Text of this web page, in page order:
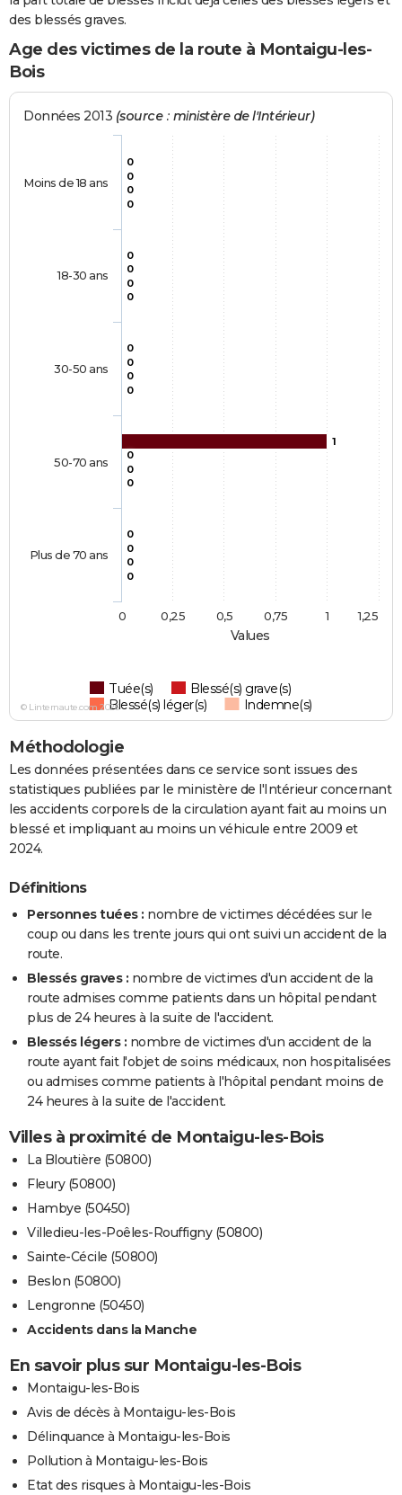
des blessés graves.
Age des victimes de la route à Montaigu-les-
Bois
Values
Données 2013 (source : ministère de l'Intérieur)
0
0
0
1
0
0
0
0
0
0
0
0
0
0
0
0
0
0
0
0
Tuée(s)
Blessé(s) grave(s)
Blessé(s) léger(s)
Indemne(s)
Moins de 18 ans
18-30 ans
30-50 ans
50-70 ans
Plus de 70 ans
0 1
0,25 0,5 0,75 1,25
© Linternaute.com 2026
Méthodologie
Les données présentées dans ce service sont issues des
statistiques publiées par le ministère de l'Intérieur concernant
les accidents corporels de la circulation ayant fait au moins un
blessé et impliquant au moins un véhicule entre 2009 et
2024.
Définitions
Personnes tuées : nombre de victimes décédées sur le
coup ou dans les trente jours qui ont suivi un accident de la
route.
Blessés graves : nombre de victimes d'un accident de la
route admises comme patients dans un hôpital pendant
plus de 24 heures à la suite de l'accident.
Blessés légers : nombre de victimes d'un accident de la
route ayant fait l'objet de soins médicaux, non hospitalisées
ou admises comme patients à l'hôpital pendant moins de
24 heures à la suite de l'accident.
Villes à proximité de Montaigu-les-Bois
La Bloutière (50800)
Fleury (50800)
Hambye (50450)
Villedieu-les-Poêles-Rouffigny (50800)
Sainte-Cécile (50800)
Beslon (50800)
Lengronne (50450)
Accidents dans la Manche
En savoir plus sur Montaigu-les-Bois
Montaigu-les-Bois
Avis de décès à Montaigu-les-Bois
Délinquance à Montaigu-les-Bois
Pollution à Montaigu-les-Bois
Etat des risques à Montaigu-les-Bois